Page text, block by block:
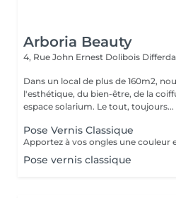
Arboria Beauty
4, Rue John Ernest Dolibois
Dans un local de plus de 160m2,
l'esthétique, du bien-être, de la
espace solarium. Le tout, toujours...
Pose Vernis Classique
Pose vernis classique